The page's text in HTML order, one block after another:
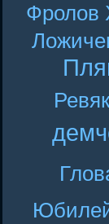
Фролов